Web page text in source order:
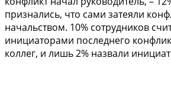
признались, что сами затеяли
начальством. 10% сотрудников
инициаторами последнего
коллег, и лишь 2% назвали